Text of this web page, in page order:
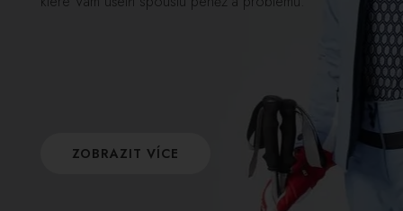
ZOBRAZIT VÍCE